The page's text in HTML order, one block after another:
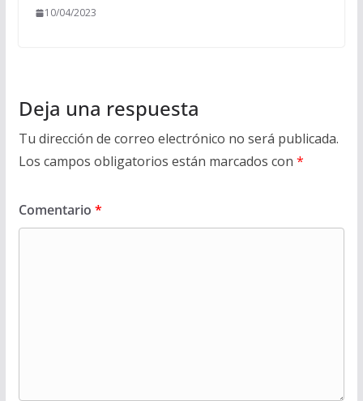
10/04/2023
Deja una respuesta
Tu dirección de correo electrónico no será publicada.
Los campos obligatorios están marcados con *
Comentario *